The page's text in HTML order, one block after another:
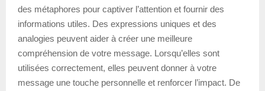
des métaphores pour captiver l’attention et fournir des
informations utiles. Des expressions uniques et des
analogies peuvent aider à créer une meilleure
compréhension de votre message. Lorsqu’elles sont
utilisées correctement, elles peuvent donner à votre
message une touche personnelle et renforcer l’impact. De